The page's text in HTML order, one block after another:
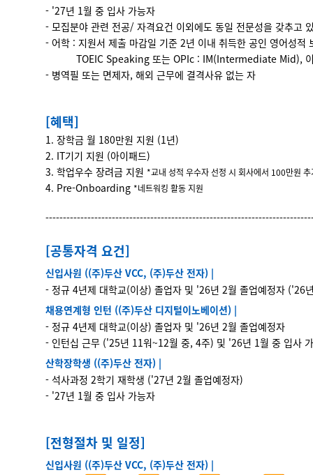
- '27년 1월 중 입사 가능자
- 모집분야 관련 전공/ 자격요건 이외에도 동일 전문성을 갖추고
- 어학 : 지원서 제출 마감일 기준 2년 이내 취득한 공인 영어성적
TOEIC Speaking 또는 OPIc : IM(Intermediate Mid), 이
- 병역필 또는 면제자, 해외 근무에 결격사유 없는 자
[혜택]
1. 장학금 월 180만원 지원 (1년)
2. IT기기 지원 (아이패드)
3. 학업우수 장려금 지원 *교내 성적 우수자 선정 시 회사에서 100만원 추
4. Pre-Onboarding *네트워킹 활동 지원
[공통자격 요건]
신입사원 ((주)두산 VCC, (주)두산 전자) |
- 정규 4년제 대학교(이상) 졸업자 및 '26년 2월 졸업예정자 ('26
채용연계형 인턴 ((주)두산 디지털이노베이션) |
- 정규 4년제 대학교(이상) 졸업자 및 '26년 2월 졸업예정자
- 인턴십 근무 ('25년 11워~12월 중, 4주) 및 '26년 1월 중 입사
산학장학생 ((주)두산 전자) |
- 석사과정 2학기 재학생 ('27년 2월 졸업예정자)
- '27년 1월 중 입사 가능자
[전형절차 및 일정]
신입사원 ((주)두산 VCC, (주)두산 전자) |